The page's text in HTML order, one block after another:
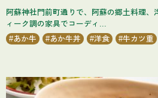
阿蘇神社門前町通りで、阿蘇の郷土料理、
ィーク調の家具でコーディ...
あか牛
あか牛丼 洋食 牛カツ重